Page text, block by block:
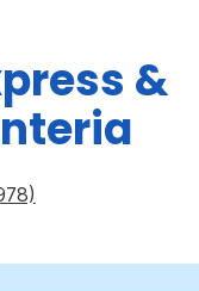
&